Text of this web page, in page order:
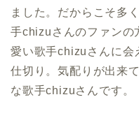
ました。だからこそ多
手chizuさんのファンの
愛い歌手chizuさんに会
仕切り。気配りが出来
な歌手chizuさんです。